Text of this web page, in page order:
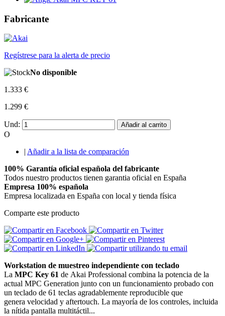
Fabricante
Regístrese para la alerta de precio
No disponible
1.333 €
1.299 €
Und: Añadir al carrito
O
| Añadir a la lista de comparación
100% Garantía oficial española del fabricante
Todos nuestro productos tienen garantia oficial en España
Empresa 100% española
Empresa localizada en España con local y tienda física
Comparte este producto
Workstation de muestreo independiente con teclado
La MPC Key 61 de Akai Professional combina la potencia de la
actual MPC Generation junto con un funcionamiento probado con
un teclado de 61 teclas agradablemente reproducible que
genera velocidad y aftertouch. La mayoría de los controles, incluida
la nítida pantalla multitáctil...